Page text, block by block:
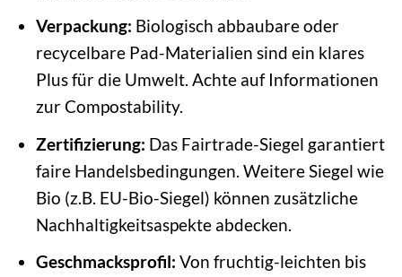
Verpackung: Biologisch abbaubare oder
recycelbare Pad-Materialien sind ein klares
Plus für die Umwelt. Achte auf Informationen
zur Compostability.
Zertifizierung: Das Fairtrade-Siegel garantiert
faire Handelsbedingungen. Weitere Siegel wie
Bio (z.B. EU-Bio-Siegel) können zusätzliche
Nachhaltigkeitsaspekte abdecken.
Geschmacksprofil: Von fruchtig-leichten bis